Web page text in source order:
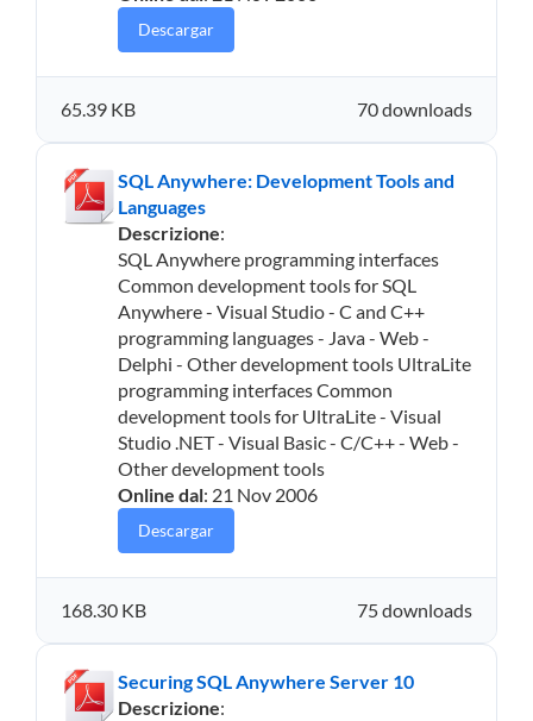
Descargar
70 downloads
65.39 KB
SQL Anywhere: Development Tools and
Languages
Descrizione:
SQL Anywhere programming interfaces
Common development tools for SQL
Anywhere - Visual Studio - C and C++
programming languages - Java - Web -
Delphi - Other development tools UltraLite
programming interfaces Common
development tools for UltraLite - Visual
Studio .NET - Visual Basic - C/C++ - Web -
Other development tools
Online dal: 21 Nov 2006
Descargar
75 downloads
168.30 KB
Securing SQL Anywhere Server 10
Descrizione: